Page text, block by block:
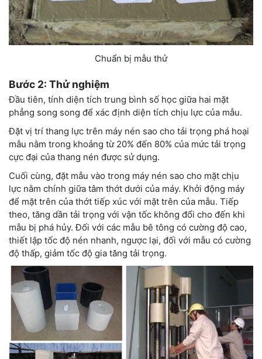
Chuẩn bị mẫu thử
Bước 2: Thử nghiệm
Đầu tiên, tính diện tích trung bình số học giữa hai mặt
phẳng song song để xác định diện tích chịu lực của mẫu.
Đặt vị trí thang lực trên máy nén sao cho tải trọng phá hoại
mẫu nằm trong khoảng từ 20% đến 80% của mức tải trọng
cực đại của thang nén được sử dụng.
Cuối cùng, đặt mẫu vào trong máy nén sao cho mặt chịu
lực nằm chính giữa tâm thớt dưới của máy. Khởi động máy
để mặt trên của thớt tiếp xúc với mặt trên của mẫu. Tiếp
theo, tăng dần tải trọng với vận tốc không đổi cho đến khi
mẫu bị phá hủy. Đối với các mẫu bê tông có cường độ cao,
thiết lập tốc độ nén nhanh, ngược lại, đối với mẫu có cường
độ thấp, giảm tốc độ gia tăng tải trọng.